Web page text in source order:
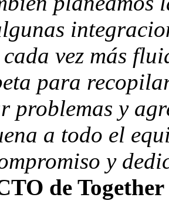
vez más
para
problemas y
a todo el
y
de